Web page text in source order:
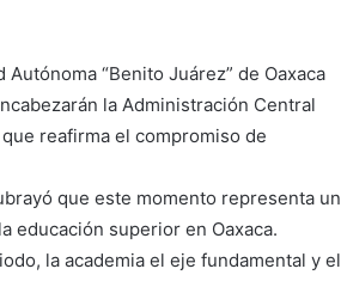
“Benito Juárez” de Oaxaca
la Administración Central
reafirma el compromiso de
que este momento representa un
educación superior en Oaxaca.
la academia el eje fundamental y el